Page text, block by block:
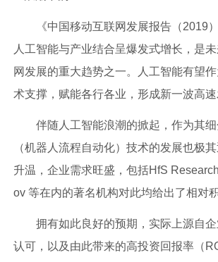
《中国移动互联网发展报告（2019）
人工智能与产业结合呈爆发式增长，是
网发展的重大趋势之一。人工智能有望
术支撑，赋能各行各业，形成新一波高速
伴随人工智能浪潮的掀起，作为其细
（机器人流程自动化）技术的发展也极
升温，企业需求旺盛，包括HfS
ov 等在内的著名机构对此均给出了相对
拥有如此良好的预期，实际上源自企
认可，以及由此带来的高投资回报率（